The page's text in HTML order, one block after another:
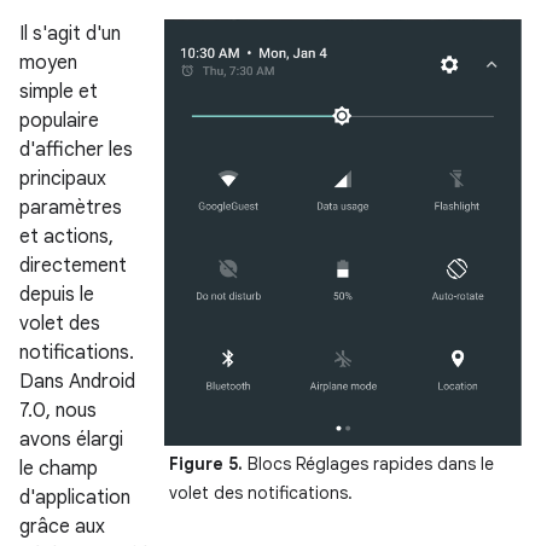
Figure 5. Blocs Réglages rapides dans le
volet des notifications.
Il s'agit d'un
moyen
simple et
populaire
d'afficher les
principaux
paramètres
et actions,
directement
depuis le
volet des
notifications.
Dans Android
7.0, nous
avons élargi
le champ
d'application
grâce aux